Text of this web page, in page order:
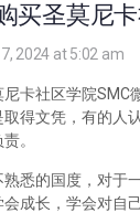
买圣莫尼
2024 at 5:02 am
尼卡社区学院
得文凭，有的人
。
悉的国度，对于
成长，学会对自